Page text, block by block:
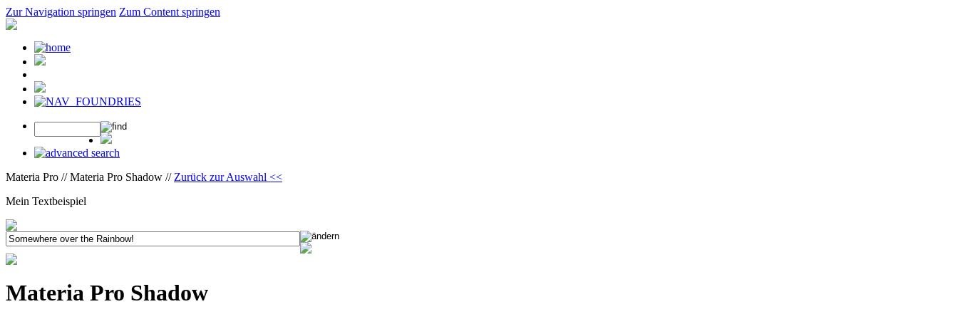
Zur Navigation springen Zum Content springen
Materia Pro // Materia Pro Shadow // Zurück zur Auswahl <<
Mein Textbeispiel
Materia Pro Shadow